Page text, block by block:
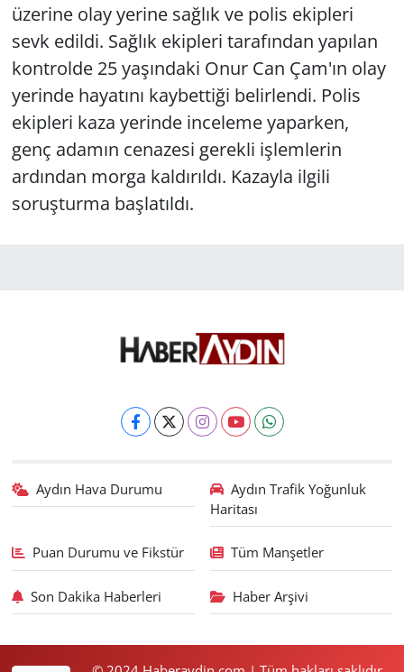
üzerine olay yerine sağlık ve polis ekipleri
sevk edildi. Sağlık ekipleri tarafından yapılan
kontrolde 25 yaşındaki Onur Can Çam'ın olay
yerinde hayatını kaybettiği belirlendi. Polis
ekipleri kaza yerinde inceleme yaparken,
genç adamın cenazesi gerekli işlemlerin
ardından morga kaldırıldı. Kazayla ilgili
soruşturma başlatıldı.
Aydın Hava Durumu
Aydın Trafik Yoğunluk
Haritası
Puan Durumu ve Fikstür Tüm Manşetler
Son Dakika Haberleri Haber Arşivi